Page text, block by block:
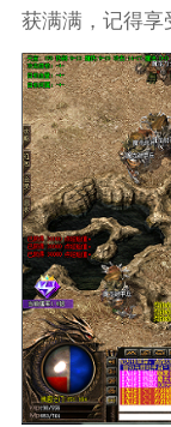
获满满，记得享